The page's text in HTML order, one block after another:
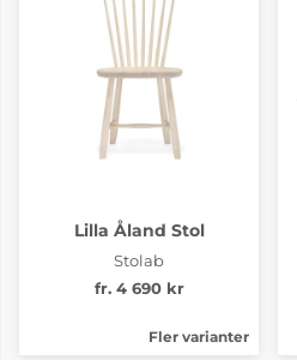
Lilla Åland Stol
Stolab
fr. 4 690 kr
Fler varianter